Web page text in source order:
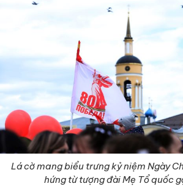
Lá cờ mang biểu trưng kỷ niệm Ngày
hứng từ tượng đài Mẹ Tổ quốc